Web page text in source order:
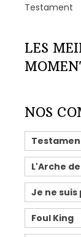
Testament
LES
NOS
L'Arche
Je ne suis
Foul King